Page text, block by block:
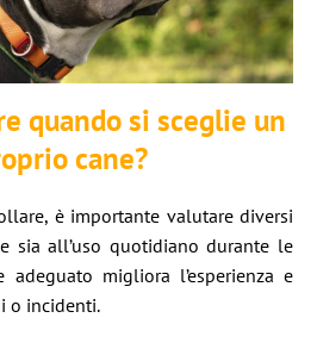
quando si sceglie un
cane?
è importante valutare diversi
sia all’uso quotidiano durante le
adeguato migliora l’esperienza e
o incidenti.